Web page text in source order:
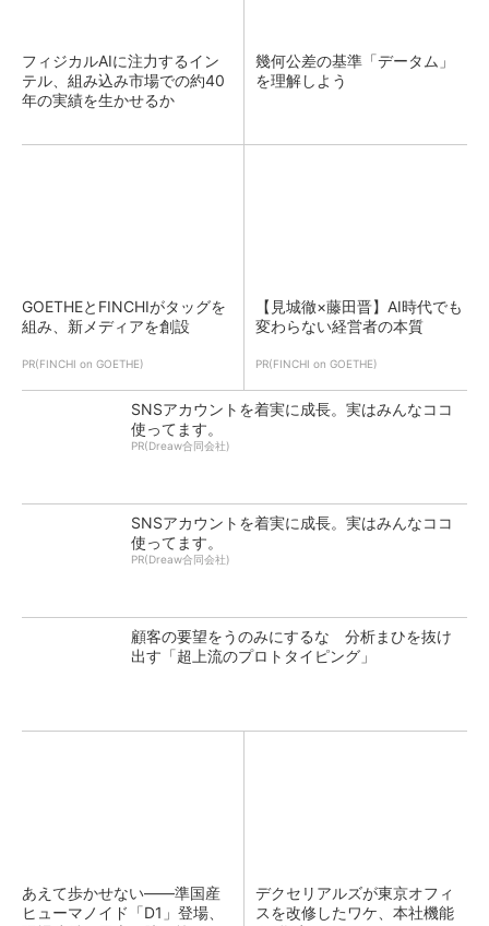
フィジカルAIに注力するイン
テル、組み込み市場での約40
年の実績を生かせるか
幾何公差の基準「データム」
を理解しよう
GOETHEとFINCHIがタッグを
組み、新メディアを創設
PR(FINCHI on GOETHE)
【見城徹×藤田晋】AI時代でも
変わらない経営者の本質
PR(FINCHI on GOETHE)
SNSアカウントを着実に成長。実はみんなココ
使ってます。
PR(Dreaw合同会社)
SNSアカウントを着実に成長。実はみんなココ
使ってます。
PR(Dreaw合同会社)
顧客の要望をうのみにするな 分析まひを抜け
出す「超上流のプロトタイピング」
あえて歩かせない――準国産
ヒューマノイド「D1」登場、
デクセリアルズが東京オフィ
スを改修したワケ、本社機能